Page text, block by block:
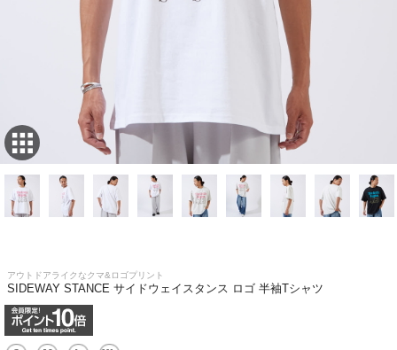
アウトドアライクなクマ&ロゴプリント
SIDEWAY STANCE サイドウェイスタンス ロゴ 半袖Tシャツ